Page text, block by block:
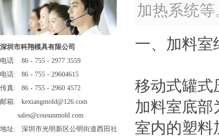
深圳市科翔模具有限公司
电话: 86 - 755 - 2977 3559
电话: 86 - 755 - 29604615
传真: 86 - 755 - 2960 4572
邮箱: kexiangmold@126.com
sales@cousunmold.com
地址: 深圳市光明新区公明街道西田社
加热系统
一、加料室
移动式罐式
加料室底部
室内的塑料